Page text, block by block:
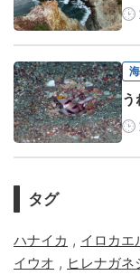
う
タグ
ハナイカ , イロカエ
イウオ , ヒレナガネ